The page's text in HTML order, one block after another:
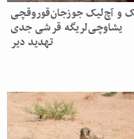
قوروقچی‌‎لیک و آچ‌لیک جوزجان
یشاوچی‌لریگه قرشی جدی
تهدید دیر